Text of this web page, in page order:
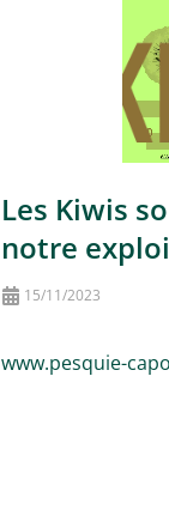
Les Kiwis
notre
15/11/2023
www.pesquie-